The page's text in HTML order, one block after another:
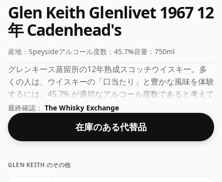
Glen Keith Glenlivet 1967 12
年 Cadenhead's
産地： Speysideアルコール度数： 45.7%容量： 750ml
グレンキース蒸留所の12年熟成スコッチウイスキー。多
くの人は、ウイスキーの「口当たり」と豊かな風味を体験
するには、45.7% が適切なアルコール度数であると考えて
います。
最終確認： The Whisky Exchange
在庫のある代替品
GLEN KEITH のその他